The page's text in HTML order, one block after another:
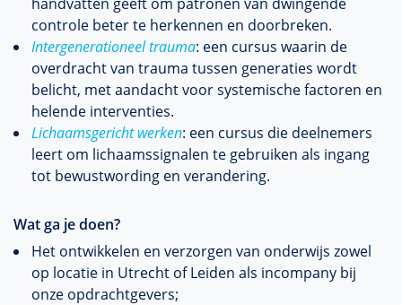
controle beter te herkennen en doorbreken.
Intergenerationeel trauma: een cursus waarin de
overdracht van trauma tussen generaties wordt
belicht, met aandacht voor systemische factoren en
helende interventies.
Lichaamsgericht werken: een cursus die deelnemers
leert om lichaamssignalen te gebruiken als ingang
tot bewustwording en verandering.
Wat ga je doen?
Het ontwikkelen en verzorgen van onderwijs zowel
op locatie in Utrecht of Leiden als incompany bij
onze opdrachtgevers;